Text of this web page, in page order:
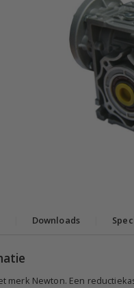
Downloads
merk Newton. Een